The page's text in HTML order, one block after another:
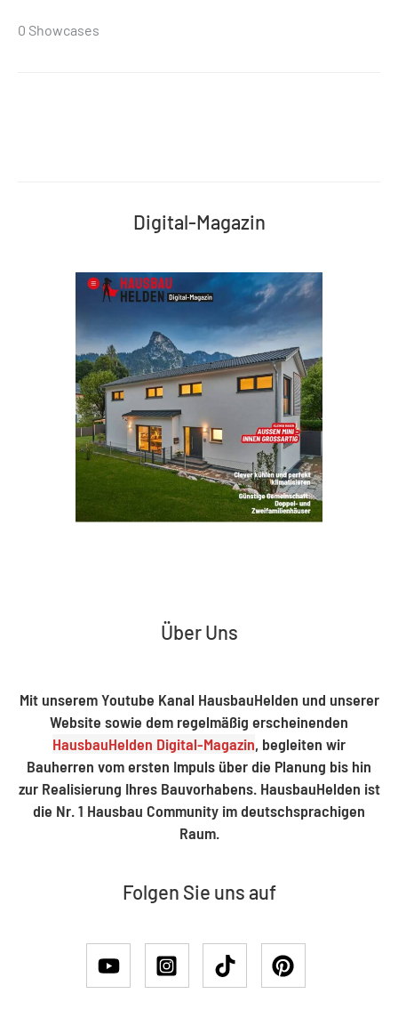
0 Showcases
Digital-Magazin
Über Uns
Mit unserem Youtube Kanal HausbauHelden und unserer
Website sowie dem regelmäßig erscheinenden
HausbauHelden Digital-Magazin, begleiten wir
Bauherren vom ersten Impuls über die Planung bis hin
zur Realisierung Ihres Bauvorhabens. HausbauHelden ist
die Nr. 1 Hausbau Community im deutschsprachigen
Raum.
Folgen Sie uns auf